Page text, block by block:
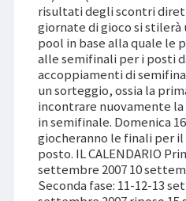
risultati degli scontri
giornate di gioco si stilerà
pool in base alla quale le
alle semifinali per i posti
accoppiamenti di
un sorteggio, ossia la
incontrare nuovamente la
in semifinale. Domenica
giocheranno le finali per
posto. IL CALENDARIO
settembre 2007 10
Seconda fase: 11-12-13